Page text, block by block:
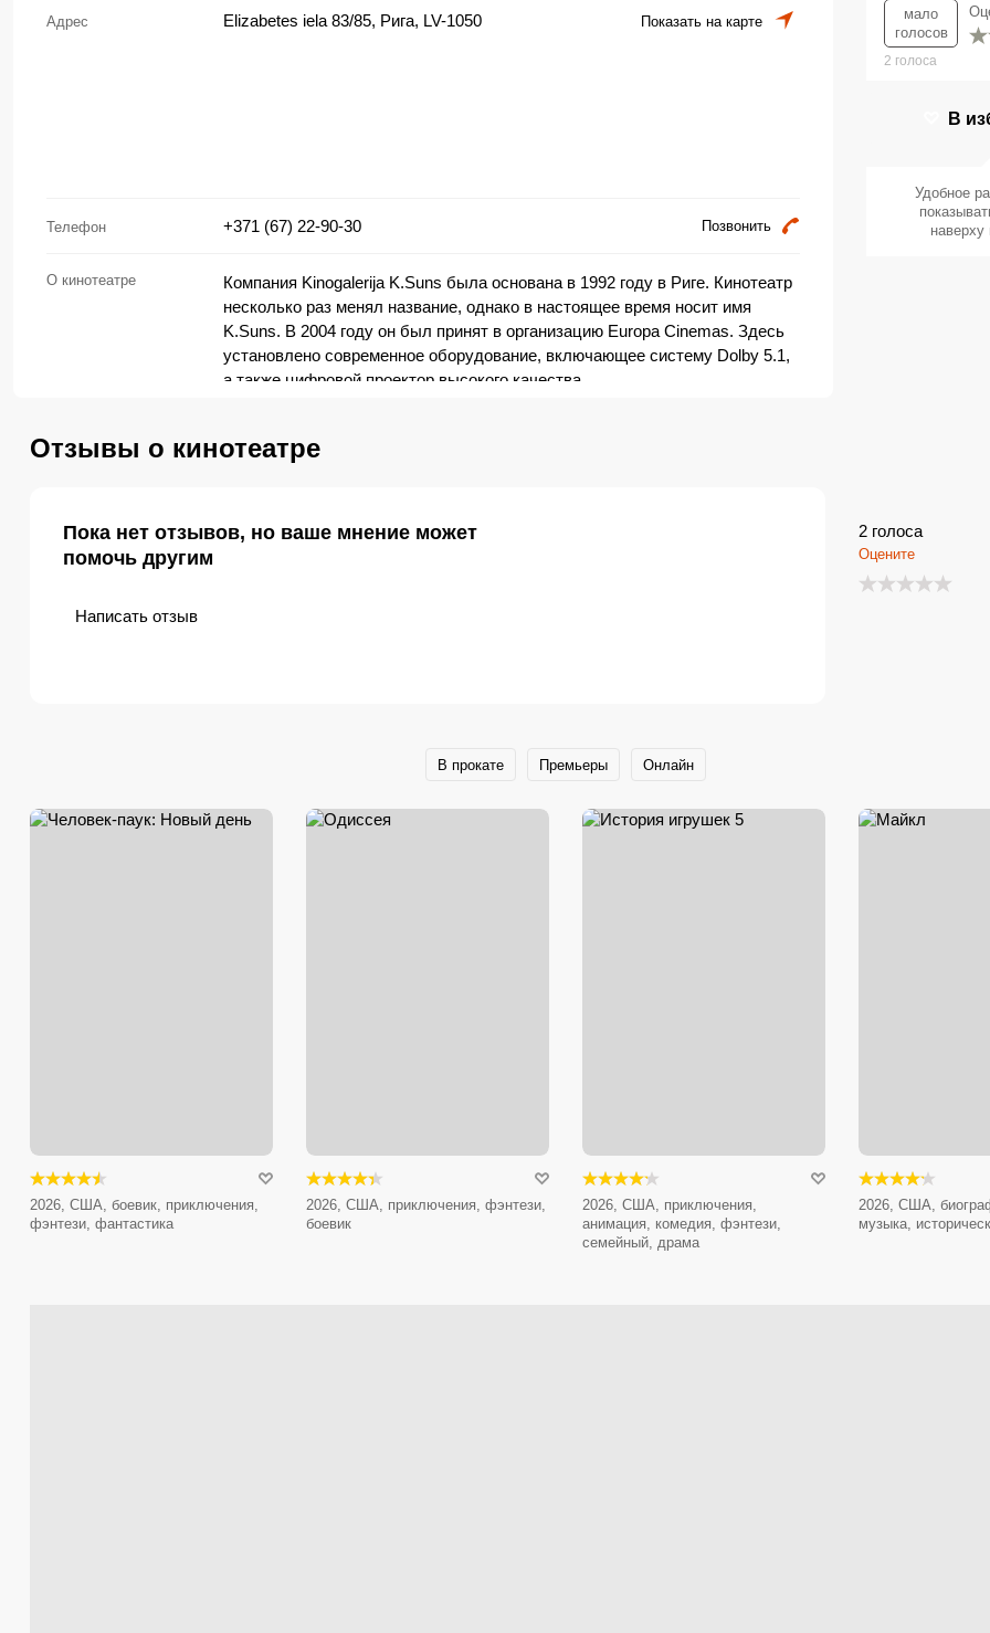
Адрес Elizabetes iela 83/85, Рига, LV-1050 Показать на карте
Телефон +371 (67) 22-90-30 Позвонить
О кинотеатре
Компания Kinogalerija K.Suns была основана в 1992 году в Риге. Кинотеатр
несколько раз менял название, однако в настоящее время носит имя
K.Suns. В 2004 году он был принят в организацию Europa Cinemas. Здесь
установлено современное оборудование, включающее систему Dolby 5.1,
а также цифровой проектор высокого качества.
мало
голосов
2 голоса
В
Удобное
наверху
Отзывы о кинотеатре
Пока нет отзывов, но ваше мнение может
помочь другим
Написать отзыв
2голоса
Оцените
В прокате Премьеры Онлайн
2026, США, боевик, приключения,
фэнтези, фантастика
2026, США, приключения, фэнтези,
боевик
2026, США, приключения,
анимация, комедия, фэнтези,
семейный, драма
2026, США,
музыка,